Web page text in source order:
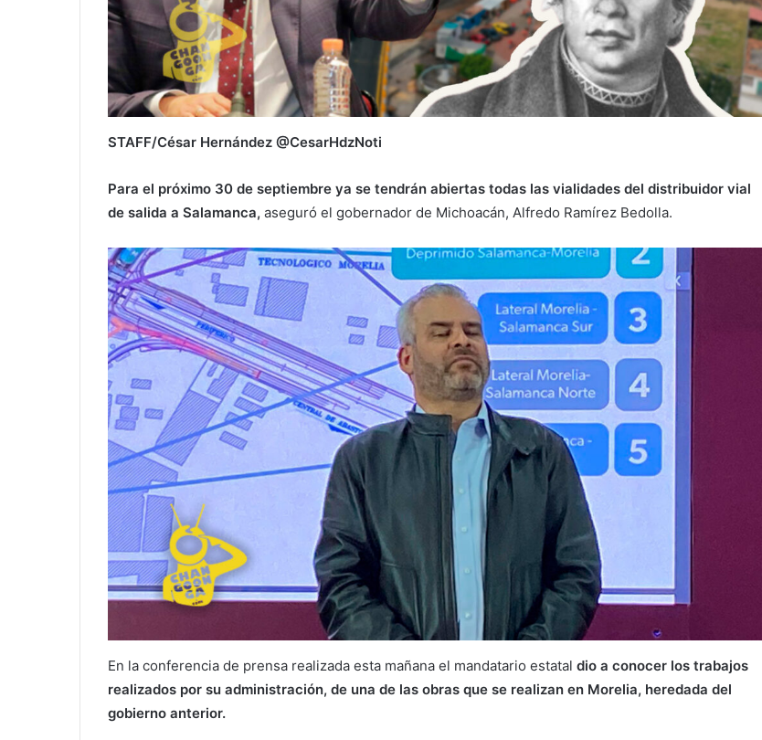
STAFF/César Hernández @CesarHdzNoti
Para el próximo 30 de septiembre ya se tendrán abiertas todas las vialidades del distribuidor vial
de salida a Salamanca, aseguró el gobernador de Michoacán, Alfredo Ramírez Bedolla.
En la conferencia de prensa realizada esta mañana el mandatario estatal dio a conocer los trabajos
realizados por su administración, de una de las obras que se realizan en Morelia, heredada del
gobierno anterior.